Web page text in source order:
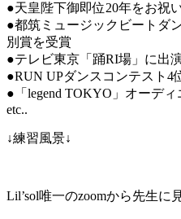
●天皇陛下御即位20年をお祝
●都筑ミュージックビートダ
別賞を受賞
●テレビ東京「踊RI場」に出
●RUN UPダンスコンテスト4
●「legend TOKYO」オーデ
etc..
↓練習風景↓
Lil’sol唯一のzoomから先生に